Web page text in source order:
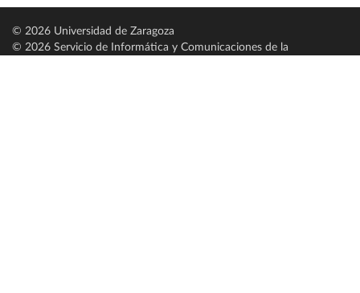
© 2026 Universidad de Zaragoza
© 2026 Servicio de Informática y Comunicaciones de la